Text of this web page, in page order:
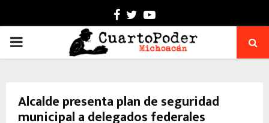
Facebook
TwitterYoutube
PRIMARY
Alcalde presenta plan de seguridad
municipal a delegados federales